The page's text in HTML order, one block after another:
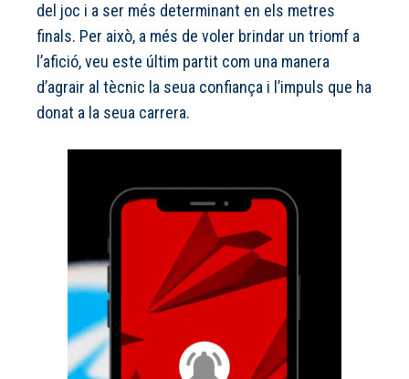
del joc i a ser més determinant en els metres
finals. Per això, a més de voler brindar un triomf a
l’afició, veu este últim partit com una manera
d’agrair al tècnic la seua confiança i l’impuls que ha
donat a la seua carrera.